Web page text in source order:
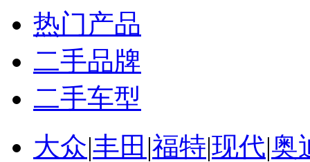
热门产品
二手品牌
二手车型
大众|丰田 |福特|现代|奥